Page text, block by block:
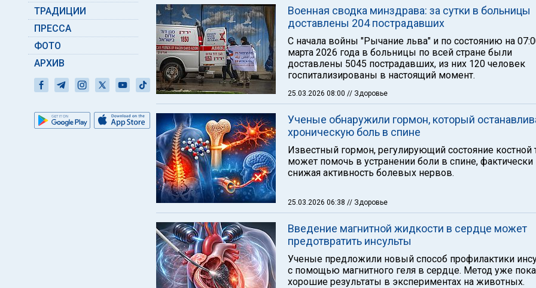
ТРАДИЦИИ
ПРЕССА
ФОТО
АРХИВ
Военная сводка минздрава: за сутки в больницы
доставлены 204 пострадавших
С начала войны "Рычание льва" и по состоянию на
марта 2026 года в больницы по всей стране были
доставлены 5045 пострадавших, из них 120 человек
госпитализированы в настоящий момент.
25.03.2026 08:00 // Здоровье
Ученые обнаружили гормон, который
хроническую боль в спине
Известный гормон, регулирующий состояние костной
может помочь в устранении боли в спине, фактически
снижая активность болевых нервов.
25.03.2026 06:38 // Здоровье
Введение магнитной жидкости в сердце может
предотвратить инсульты
Ученые предложили новый способ профилактики
с помощью магнитного геля в сердце. Метод уже
хорошие результаты в экспериментах на животных.